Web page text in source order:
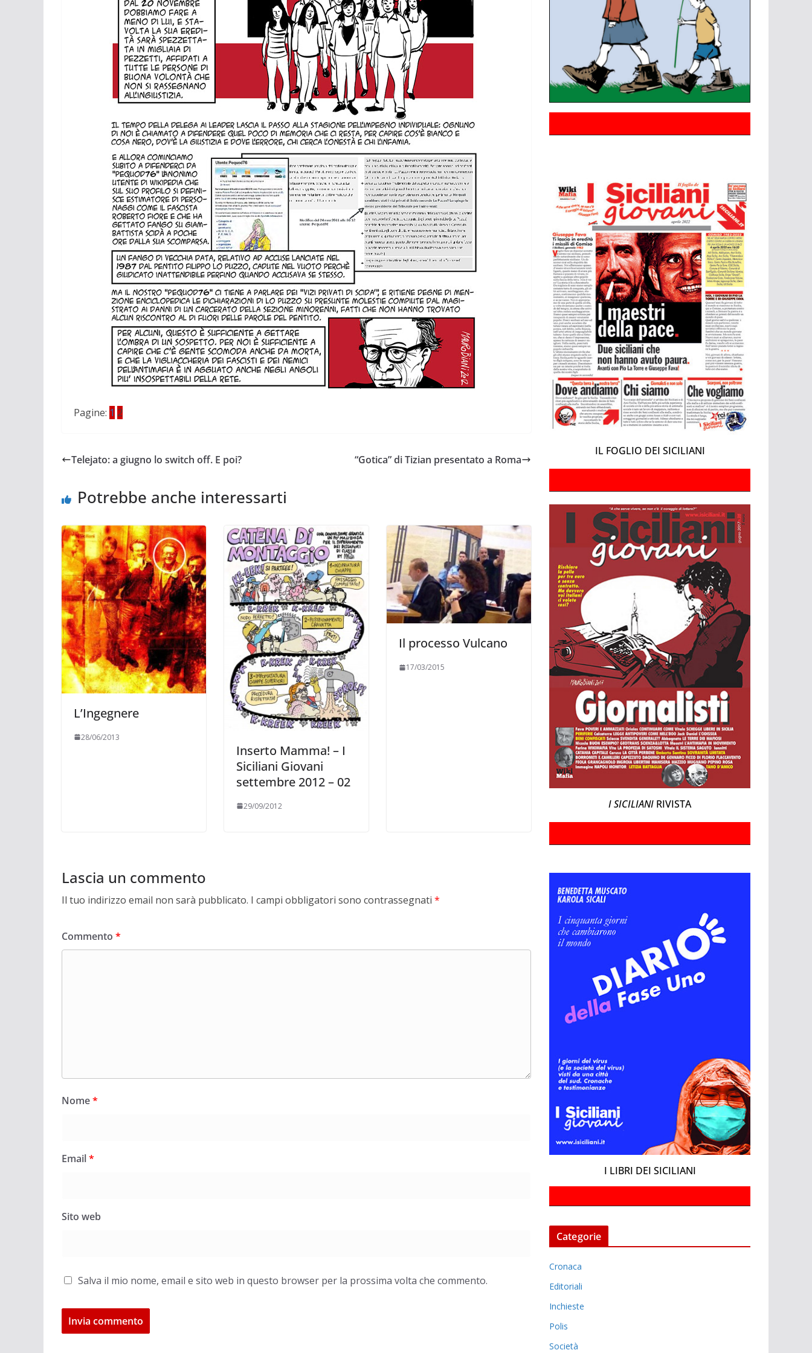
Pagine: 1 2
Telejato: a giugno lo switch off. E poi? “Gotica” di Tizian presentato a Roma
Potrebbe anche interessarti
L’Ingegnere
28/06/2013
Inserto Mamma! – I
Siciliani Giovani
settembre 2012 – 02
29/09/2012
Il processo Vulcano
17/03/2015
Lascia un commento
Il tuo indirizzo email non sarà pubblicato. I campi obbligatori sono contrassegnati *
Commento *
Nome*
Email*
Sito web
Salva il mio nome, email e sito web in questo browser per la prossima volta che commento.
IL FOGLIO DEI SICILIANI
I SICILIANI RIVISTA
I LIBRI DEI SICILIANI
Categorie
Cronaca
Editoriali
Inchieste
Polis
Società